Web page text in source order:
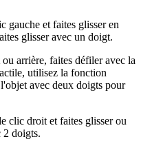
gauche et faites glisser en
glisser avec un doigt.
arrière, faites défiler avec la
utilisez la fonction
avec deux doigts pour
clic droit et faites glisser ou
2 doigts.